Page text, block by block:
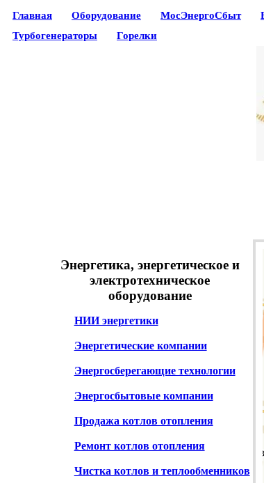
Главная Оборудование МосЭнергоСбыт
Турбогенераторы
Горелки
Энергетика, энергетическое и
электротехническое
оборудование
НИИ энергетики
Энергетические компании
Энергосберегающие технологии
Энергосбытовые компании
Продажа котлов отопления
Ремонт котлов отопления
Чистка котлов и теплообменников